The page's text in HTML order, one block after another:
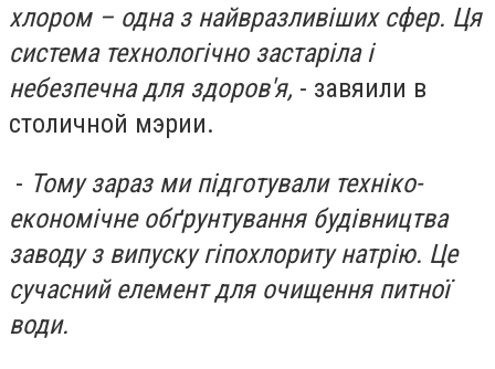
хлором – одна з найвразливіших сфер. Ця
система технологічно застаріла і
небезпечна для здоров'я, - завяили в
столичной мэрии.
- Тому зараз ми підготували техніко-
економічне обґрунтування будівництва
заводу з випуску гіпохлориту натрію. Це
сучасний елемент для очищення питної
води.